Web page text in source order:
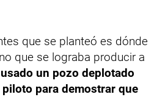
que se planteó es dónde
que se lograba producir a
un pozo deplotado
para demostrar que